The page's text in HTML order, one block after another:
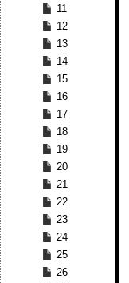
11
12
13
14
15
16
17
18
19
20
21
22
23
24
25
26